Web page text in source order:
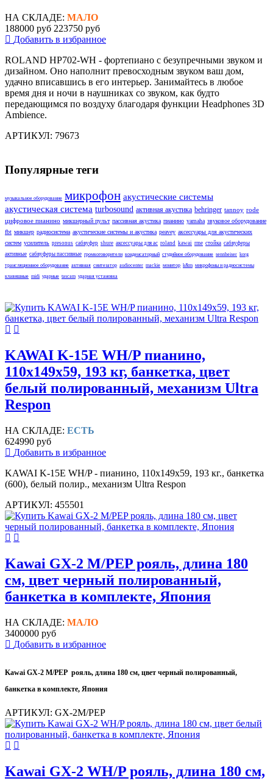
НА СКЛАДЕ: МАЛО
188000 руб 223750 руб
Добавить в избранное
ROLAND HP702-WH - фортепиано с безупречными звуком и
дизайном. Оно наполнит превосходным звуком ваш дом,
удачно вписавшись в его интерьер. Занимайтесь в любое
время дня и ночи в наушниках со звуком, как будто
передающимся по воздуху благодаря функции Headphones 3D
Ambience.
АРТИКУЛ: 79673
Популярные теги
музыкальное оборудование микрофон акустические системы
акустическая система turbosound активная акустика behringer tannoy rode
цифровое пианино микшерный пульт пассивная акустика пианино yamaha звуковое оборудование
fbt микшер радиосистема акустические системы и акустика peavey аксессуары для акустических
систем усилитель presonus сабвуфер shure аксессуары для ас roland kawai rme стойка сабвуферы
активные сабвуферы пассивные громкоговорители конденсаторный студийное оборудование sennheiser korg
трансляционное оборудование активная синтезатор audiocenter mackie монитор k&m микрофоны и радиосистемы
клавишные midi ударные tascam ударная установка
KAWAI K-15E WH/P пианино,
110х149х59, 193 кг, банкетка, цвет
белый полированный, механизм Ultra
Respon
НА СКЛАДЕ: ЕСТЬ
624990 руб
Добавить в избранное
KAWAI K-15E WH/P - пианино, 110х149х59, 193 кг., банкетка
(600), белый полир., механизм Ultra Respon
АРТИКУЛ: 455501
Kawai GX-2 M/PEP рояль, длина 180
см, цвет черный полированный,
банкетка в комплекте, Япония
НА СКЛАДЕ: МАЛО
3400000 руб
Добавить в избранное
Kawai GX-2 M/PEP рояль, длина 180 см, цвет черный полированный,
банкетка в комплекте, Япония
АРТИКУЛ: GX-2M/PEP
Kawai GX-2 WH/P рояль, длина 180 см,